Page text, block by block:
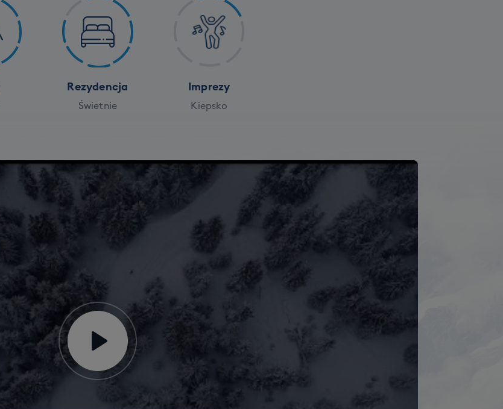
Rezydencja
Świetnie
Imprezy
Kiepsko